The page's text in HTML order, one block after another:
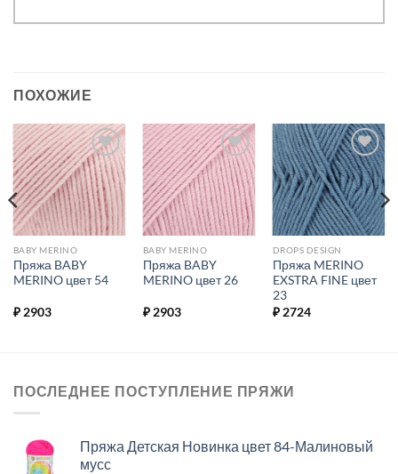
ПОХОЖИЕ
Добавить в
избранное.
BABY MERINO
Пряжа BABY
MERINO цвет 54
₽2903
Добавить в
избранное.
BABY MERINO
Пряжа BABY
MERINO цвет 26
₽2903
Добавить в
избранное.
DROPS DESIGN
Пряжа MERINO
EXSTRA FINE цвет
23
₽2724
ПОСЛЕДНЕЕ ПОСТУПЛЕНИЕ ПРЯЖИ
Пряжа Детская Новинка цвет 84-Малиновый
мусс